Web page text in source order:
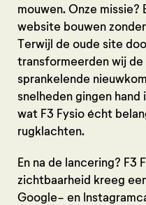
mouwen. Onze missie?
website bouwen
Terwijl de oude site
transformeerden wij de
sprankelende
snelheden gingen
wat F3 Fysio écht
rugklachten.
En na de lancering? F3
zichtbaarheid kreeg
Google- en